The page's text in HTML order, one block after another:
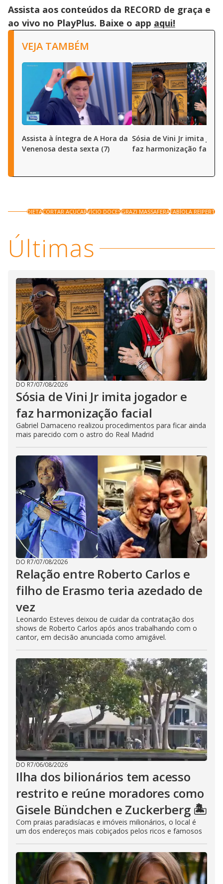
Assista aos conteúdos da RECORD de graça e
ao vivo no PlayPlus. Baixe o app aqui!
VEJA TAMBÉM
Assista à íntegra de A Hora da
Venenosa desta sexta (7)
Sósia de Vini Jr imita
faz harmonização facial
DIETACORTAR AÇÚCARVÍCIO DOCESGRAZI MASSAFERAFABÍOLA REIPERT
Últimas
DO R7/07/08/2026
Sósia de Vini Jr imita jogador e
faz harmonização facial
Gabriel Damaceno realizou procedimentos para ficar ainda
mais parecido com o astro do Real Madrid
DO R7/07/08/2026
Relação entre Roberto Carlos e
filho de Erasmo teria azedado de
vez
Leonardo Esteves deixou de cuidar da contratação dos
shows de Roberto Carlos após anos trabalhando com o
cantor, em decisão anunciada como amigável.
DO R7/06/08/2026
Ilha dos bilionários tem acesso
restrito e reúne moradores como
Gisele Bündchen e Zuckerberg 🏝️
Com praias paradisíacas e imóveis milionários, o local é
um dos endereços mais cobiçados pelos ricos e famosos